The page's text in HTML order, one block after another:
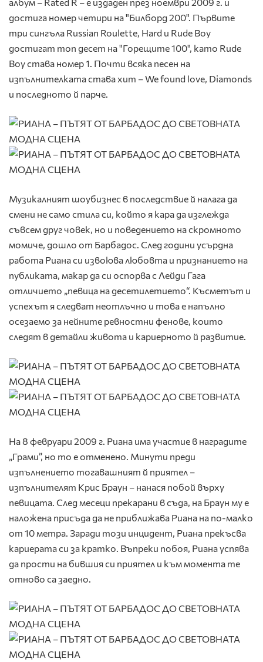
достига номер четири на "Билборд 200". Първите
три сингъла Russian Roulette, Hard и Rude Boy
достигат топ десет на "Горещите 100", като Rude
Boy става номер 1. Почти всяка песен на
изпълнителката става хит – We found love, Diamonds
и последното й парче.
Музикалният шоубизнес в последствие й налага да
смени не само стила си, който я кара да изглежда
съвсем друг човек, но и поведението на скромното
момиче, дошло от Барбадос. След години усърдна
работа Риана си извоюва любовта и признанието на
публиката, макар да си оспорва с Лейди Гага
отличието „певица на десетилетието“. Късметът и
успехът я следват неотлъчно и това е напълно
осезаемо за нейните ревностни фенове, които
следят в детайли живота и кариерното й развитие.
На 8 февруари 2009 г. Риана има участие в наградите
„Грами”, но то е отменено. Минути преди
изпълнението тогавашният й приятел –
изпълнителят Крис Браун – нанася побой върху
певицата. След месеци прекарани в съда, на Браун му е
наложена присъда да не приближава Риана на по-малко
от 10 метра. Заради този инцидент, Риана прекъсва
кариерата си за кратко. Въпреки побоя, Риана успява
да прости на бившия си приятел и към момента те
отново са заедно.